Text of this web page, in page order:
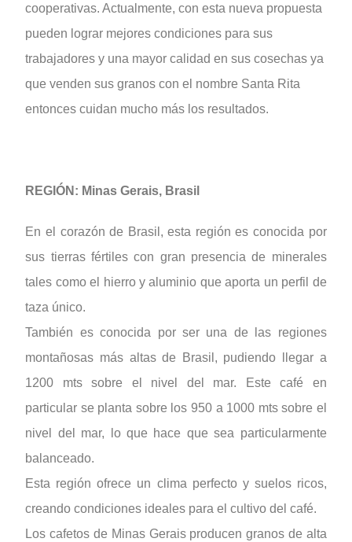
cooperativas. Actualmente, con esta nueva propuesta
pueden lograr mejores condiciones para sus
trabajadores y una mayor calidad en sus cosechas ya
que venden sus granos con el nombre Santa Rita
entonces cuidan mucho más los resultados.
REGIÓN: Minas Gerais, Brasil
En el corazón de Brasil, esta región es conocida por
sus tierras fértiles con gran presencia de minerales
tales como el hierro y aluminio que aporta un perfil de
taza único.
También es conocida por ser una de las regiones
montañosas más altas de Brasil, pudiendo llegar a
1200 mts sobre el nivel del mar. Este café en
particular se planta sobre los 950 a 1000 mts sobre el
nivel del mar, lo que hace que sea particularmente
balanceado.
Esta región ofrece un clima perfecto y suelos ricos,
creando condiciones ideales para el cultivo del café.
Los cafetos de Minas Gerais producen granos de alta